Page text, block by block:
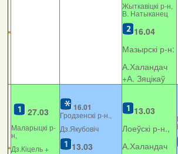
Жыткавіцкі р-н,
В. Натыканец
16.04
Мазырскі р-н:
А.Халандач
+А. Зяцікаў
27.03
Маларыцкі р-
н,
Дз.Кіцель +
16.01
Гродзенскі р-н.,
Дз.Якубовіч
13.03
13.03
Лоеўскі р-н.,
А.Халандач